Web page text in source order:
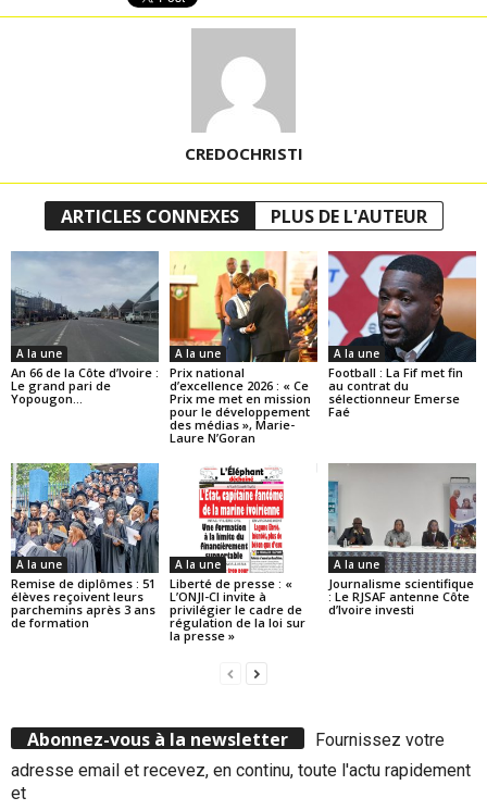
CREDOCHRISTI
ARTICLES CONNEXES PLUS DE L'AUTEUR
A la une
An 66 de la Côte d’Ivoire :
Le grand pari de
Yopougon…
A la une
Prix national
d’excellence 2026 : « Ce
Prix me met en mission
pour le développement
des médias », Marie-
Laure N’Goran
A la une
Football : La Fif met fin
au contrat du
sélectionneur Emerse
Faé
A la une
Remise de diplômes : 51
élèves reçoivent leurs
parchemins après 3 ans
de formation
A la une
Liberté de presse : «
L’ONJI-CI invite à
privilégier le cadre de
régulation de la loi sur
la presse »
A la une
Journalisme scientifique
: Le RJSAF antenne Côte
d’Ivoire investi
Abonnez-vous à la newsletter
Fournissez votre
adresse email et recevez, en continu, toute l'actu rapidement
et